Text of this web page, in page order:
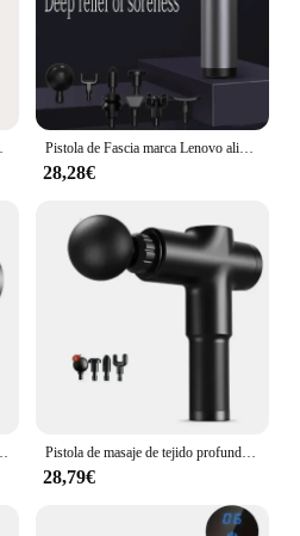
Pistola de Fascia marca Lenovo alivia profundamente el dolor muscular equipo de Fitness y relajación pantalla táctil LED 8 regalos de cabeza de masaje
28,28€
Pistola de masaje de tejido profundo, masajeador muscular Facial portátil, pistola de masaje para espalda, cuello, cuerpo, alivio del dolor muscular
28,79€